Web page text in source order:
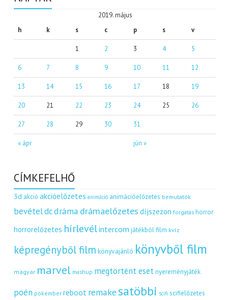
2019. május
h
k s c p s v
« ápr jún »
1 2 3 4 5
6 7 8 9 10 11 12
13 14 15 16 17 18 19
20 21 22 23 24 25 26
27 28 29 30 31
CÍMKEFELHŐ
3d akció akcióelőzetes animáció animációelőzetes bemutatók
bevételdcdráma drámaelőzetes díjszezon forgatás horror
horrorelőzetes hírlevélintercom játékból film kvíz
képregényből film könyvajánló könyvből film
magyar marvel mashup megtörtént eset nyereményjáték
poén pókember reboot remakesatöbbi scifi scifielőzetes